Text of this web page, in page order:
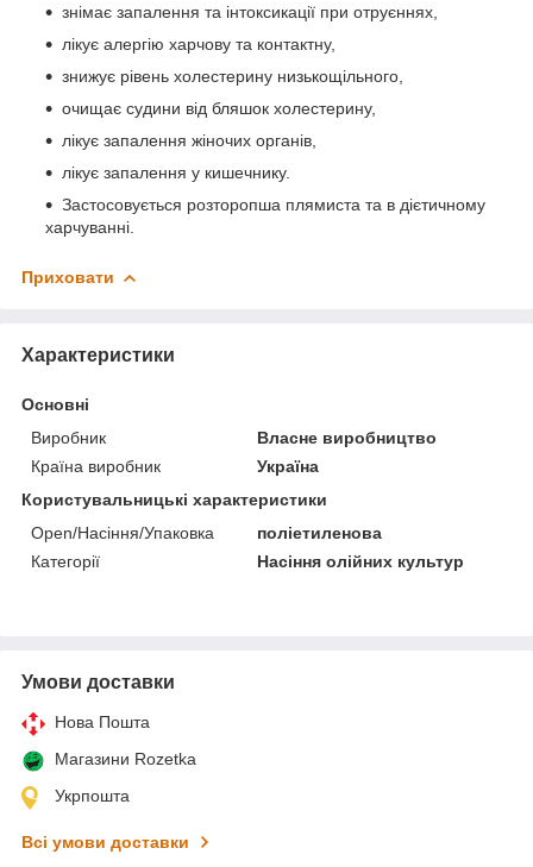
знімає запалення та інтоксикації при отруєннях,
лікує алергію харчову та контактну,
знижує рівень холестерину низькощільного,
очищає судини від бляшок холестерину,
лікує запалення жіночих органів,
лікує запалення у кишечнику.
Застосовується розторопша плямиста та в дієтичному
харчуванні.
Приховати
Характеристики
Основні
Виробник
Власне виробництво
Країна виробник
Україна
Користувальницькі характеристики
Open/Насіння/Упаковка
поліетиленова
Категорії
Насіння олійних культур
Умови доставки
Нова Пошта
Магазини Rozetka
Укрпошта
Всі умови доставки